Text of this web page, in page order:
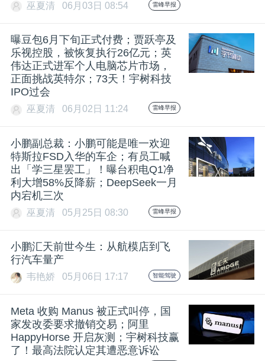
题
爱
机
巫夏清 06月03日 08:54 雷峰早报
曝豆包6月下旬正式付费；贾跃亭及
乐视控股，被恢复执行26亿元；英
伟达正式进军个人电脑芯片市场，
正面挑战英特尔；73天！宇树科技
IPO过会
巫夏清 06月02日 11:24 雷峰早报
小鹏副总裁：小鹏可能是唯一欢迎
特斯拉FSD入华的车企；有员工喊
出「学三星罢工」！曝台积电Q1净
利大增58%反降薪；DeepSeek一月
内宕机三次
巫夏清 05月25日 08:30 雷峰早报
小鹏汇天前世今生：从航模店到飞
行汽车量产
韦艳娇 05月06日 17:17 智能驾驶
Meta 收购 Manus 被正式叫停，国
家发改委要求撤销交易；阿里
HappyHorse 开启灰测；宇树科技赢
了！最高法院认定其遭恶意诉讼